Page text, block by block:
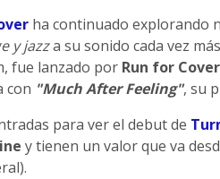
ha continuado explorando
y jazza su sonido cada vez
fue lanzado por Run for Cover
con "Much After Feeling", su
para ver el debut de
y tienen un valor que va